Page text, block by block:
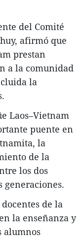
del Comité
afirmó que
prestan
a la comunidad
la
Laos–Vietnam
puente en
la
de la
los dos
generaciones.
de la
la enseñanza y
alumnos